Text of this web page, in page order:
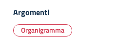
Argomenti
Organigramma